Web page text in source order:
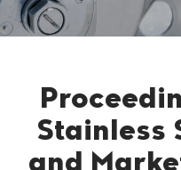
Stainless